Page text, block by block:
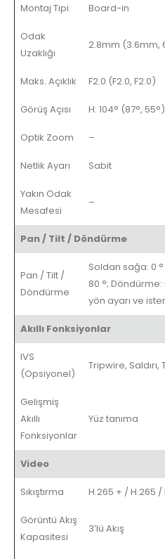
Montaj Tipi Board-in
Odak
Uzaklığı
2.8mm (3.6mm,
Maks. Açıklık F2.0 (F2.0, F2.0)
Görüş Açısı H: 104° (87°,
Optik Zoom –
Netlik Ayarı Sabit
Yakın Odak
Mesafesi
–
Pan / Tilt / Döndürme
Pan / Tilt /
Döndürme
Soldan sağa: 0 °
80 °; Döndürme:
yön ayarı ve
Akıllı Fonksiyonlar
IVS
(Opsiyonel)
Tripwire,
Gelişmiş
Akıllı
Fonksiyonlar
Yüz tanıma
Video
Sıkıştırma H.265 + / H.265
Görüntü Akış
Kapasitesi
3’lü Akış